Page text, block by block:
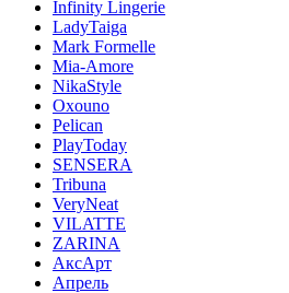
Infinity Lingerie
LadyTaiga
Mark Formelle
Mia-Amore
NikaStyle
Oxouno
Pelican
PlayToday
SENSERA
Tribuna
VeryNeat
VILATTE
ZARINA
АксАрт
Апрель